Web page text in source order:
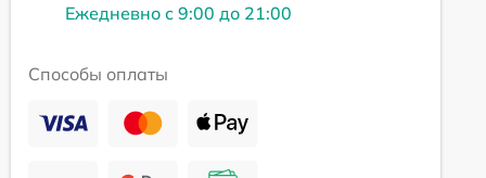
Ежедневно с 9:00 до 21:00
Способы оплаты